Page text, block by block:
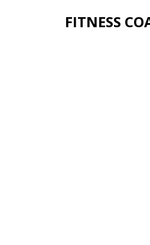
FITNESS